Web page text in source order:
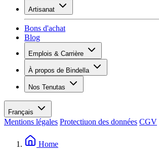
Assortiment
Vinotecas
Inspiration
Savoir sur le vin
Artisanat
Aperçu
Plâtrer
Bons d'achat
Blog
Emplois & Carrière
Postes vacants
Apprenants
Vos avantages
Valeurs
Personne de contact
À propos de Bindella
Vue d’ensemble
Histoire
Médias
Les Moby Dicks
Contacts
Durabilité
Nos Tenutas
Tenuta Vergaia
Français
Mentions légales Protectiuon des données CGV
Home